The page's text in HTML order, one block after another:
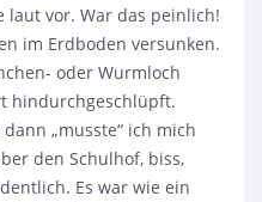
laut vor. War das peinlich!
im Erdboden versunken.
oder Wurmloch
hindurchgeschlüpft.
„musste“ ich mich
den Schulhof, biss,
Es war wie ein